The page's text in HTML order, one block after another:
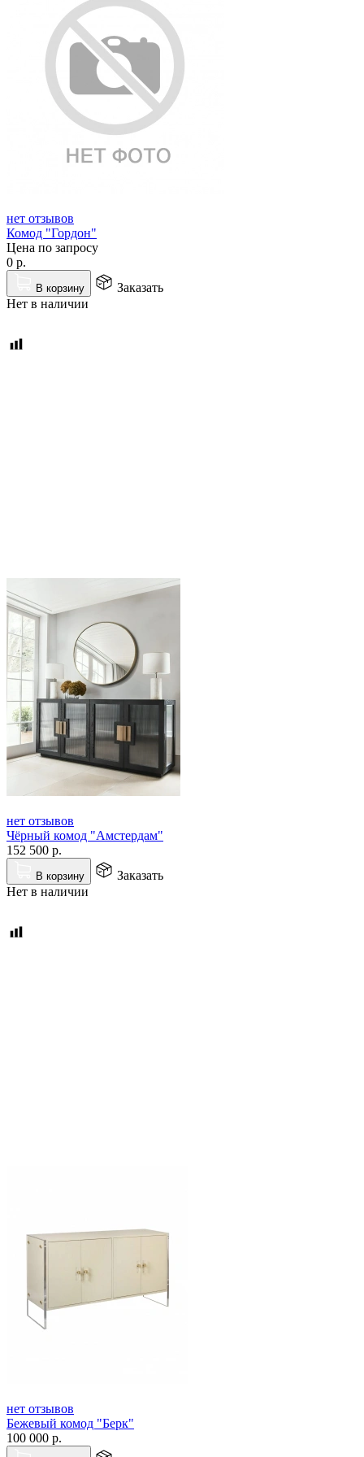
нет отзывов
Комод "Гордон"
Цена по запросу
0 р.
В корзину
Заказать
Нет в наличии
нет отзывов
Чёрный комод "Амстердам"
152 500 р.
В корзину
Заказать
Нет в наличии
нет отзывов
Бежевый комод "Берк"
100 000 р.